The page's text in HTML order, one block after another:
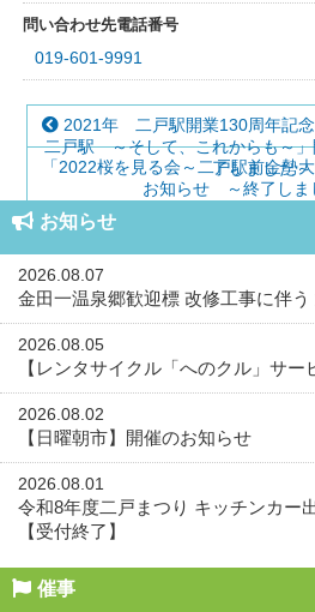
問い合わせ先電話番号
019-601-9991
2021年 二戸駅開業130周年記念
二戸駅 ～そして、これからも～
了しました～
「2022桜を見る会～二戸駅前金勢
お知らせ ～終了しま
お知らせ
2026.08.07
金田一温泉郷歓迎標 改修工事に伴
2026.08.05
【レンタサイクル「へのクル」サー
2026.08.02
【日曜朝市】開催のお知らせ
2026.08.01
令和8年度二戸まつり キッチンカー
【受付終了】
催事